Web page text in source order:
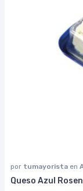
por tumayorista en
Queso Azul